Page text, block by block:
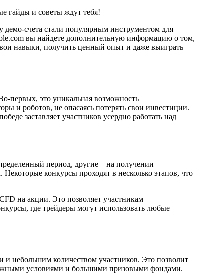
гайды и советы ждут тебя!
счета стали популярным инструментом для
вы найдете дополнительную информацию о том,
навыки, получить ценный опыт и даже выиграть
первых, это уникальная возможность
и роботов, не опасаясь потерять свои инвестиции.
заставляет участников усердно работать над
период, другие – на получении
конкурсы проходят в несколько этапов, что
на акции. Это позволяет участникам
где трейдеры могут использовать любые
небольшим количеством участников. Это позволит
условиями и большими призовыми фондами.